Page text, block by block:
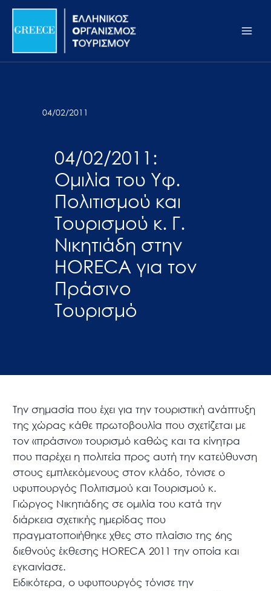
Σημείωση:
ιστότοπος
προσβασιμότητας.
Μετάβαση
περιεχόμενο
04/02/2011
04/02/2011:
Ομιλία του Υφ.
Πολιτισμού και
Τουρισμού κ. Γ.
Νικητιάδη στην
HORECA για τον
Πράσινο
Τουρισμό
Την σημασία που έχει για την τουριστική ανάπτυξη
της χώρας κάθε πρωτοβουλία που σχετίζεται με
τον «πράσινο» τουρισμό καθώς και τα κίνητρα
που παρέχει η πολιτεία προς αυτή την κατεύθυνση
στους εμπλεκόμενους στον κλάδο, τόνισε ο
υφυπουργός Πολιτισμού και Τουρισμού κ.
Γιώργος Νικητιάδης σε ομιλία του κατά την
διάρκεια σχετικής ημερίδας που
πραγματοποιήθηκε χθες στο πλαίσιο της 6ης
διεθνούς έκθεσης HORECA 2011 την οποία και
εγκαινίασε.
Ειδικότερα, ο υφυπουργός τόνισε την